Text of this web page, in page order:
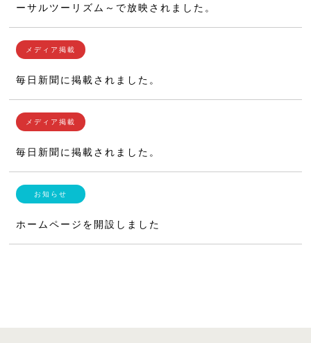
ーサルツーリズム～で放映されました。
毎日新聞に掲載されました。
毎日新聞に掲載されました。
ホームページを開設しました